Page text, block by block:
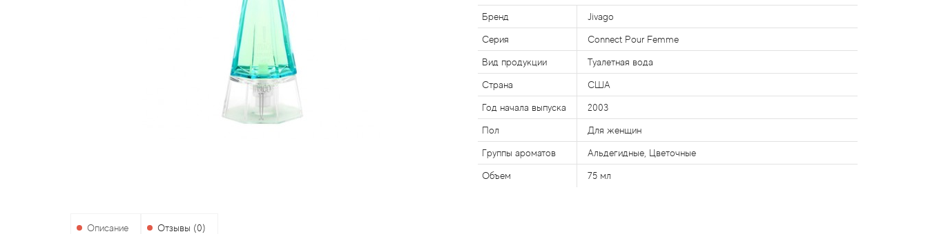
Бренд Jivago
Серия Connect Pour Femme
Вид продукции Туалетная вода
Страна США
Год начала выпуска 2003
Пол Для женщин
Группы ароматов Альдегидные, Цветочные
Объем 75 мл
Описание Отзывы (0)